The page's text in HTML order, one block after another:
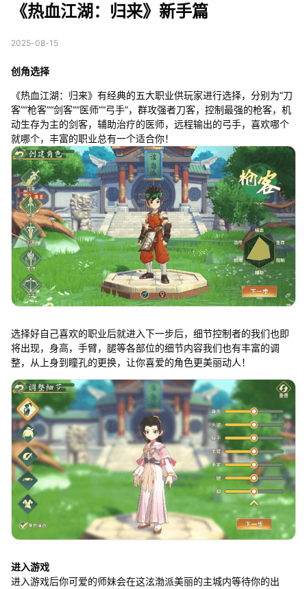
《热血江湖：归来》新手篇
2025-08-15
创角选择
《热血江湖：归来》有经典的五大职业供玩家进行选择，分别为“刀
客”“枪客”“剑客”“医师”“弓手”，群攻强者刀客，控制最强的枪客，机
动生存为主的剑客，辅助治疗的医师，远程输出的弓手，喜欢哪个
就哪个，丰富的职业总有一个适合你！
选择好自己喜欢的职业后就进入下一步后，细节控制者的我们也即
将出现，身高，手臂，腿等各部位的细节内容我们也有丰富的调
整，从上身到瞳孔的更换，让你喜爱的角色更美丽动人！
进入游戏
进入游戏后你可爱的师妹会在这泫渤派美丽的主城内等待你的出